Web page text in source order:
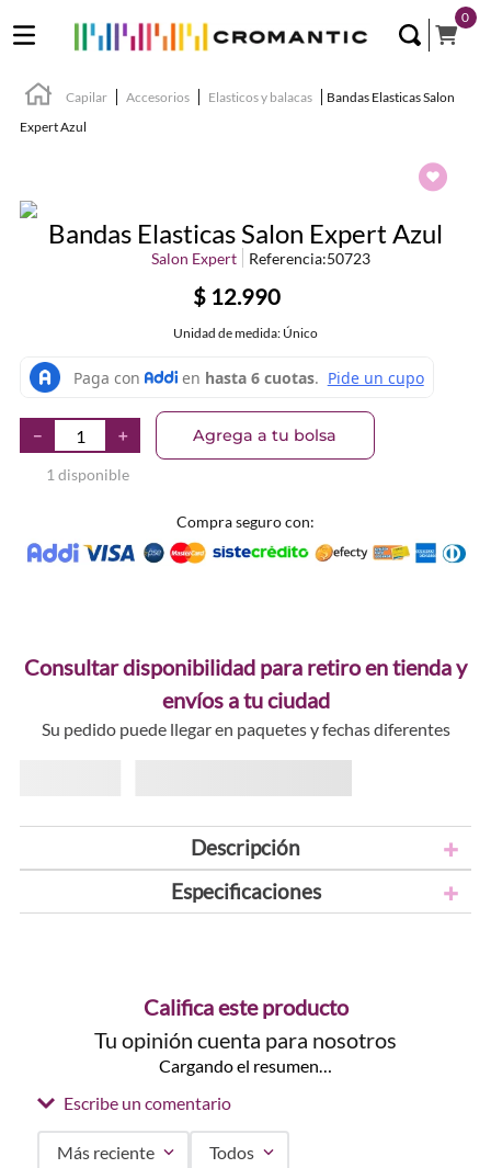
0
Capilar Accesorios Elasticos y balacas
Bandas Elasticas Salon
Expert Azul
Bandas Elasticas Salon Expert Azul
Salon Expert Referencia:50723
$ 12.990
Unidad de medida: Único
＋
－
1 disponible
Agrega a tu bolsa
Compra seguro con:
Consultar disponibilidad para retiro en tienda y
envíos a tu ciudad
Su pedido puede llegar en paquetes y fechas diferentes
Descripción
Especificaciones
Califica este producto
Tu opinión cuenta para nosotros
Cargando el resumen…
Escribe un comentario
Más reciente Todos